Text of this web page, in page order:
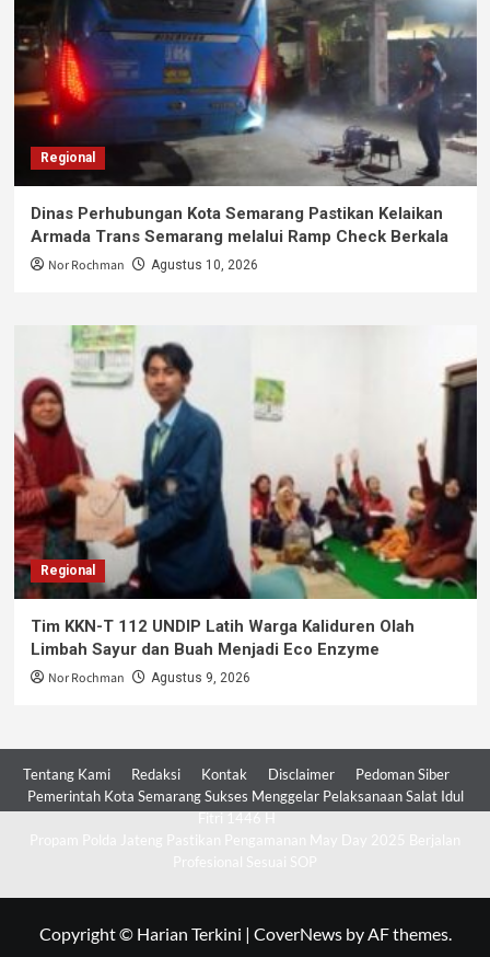
Regional
Dinas Perhubungan Kota Semarang Pastikan Kelaikan
Armada Trans Semarang melalui Ramp Check Berkala
Nor Rochman Agustus 10, 2026
Regional
Tim KKN-T 112 UNDIP Latih Warga Kaliduren Olah
Limbah Sayur dan Buah Menjadi Eco Enzyme
Nor Rochman Agustus 9, 2026
Tentang Kami Redaksi Kontak Disclaimer
Pedoman Siber
Pemerintah Kota Semarang Sukses Menggelar Pelaksanaan Salat Idul
Copyright © Harian Terkini | CoverNewsby AF themes.